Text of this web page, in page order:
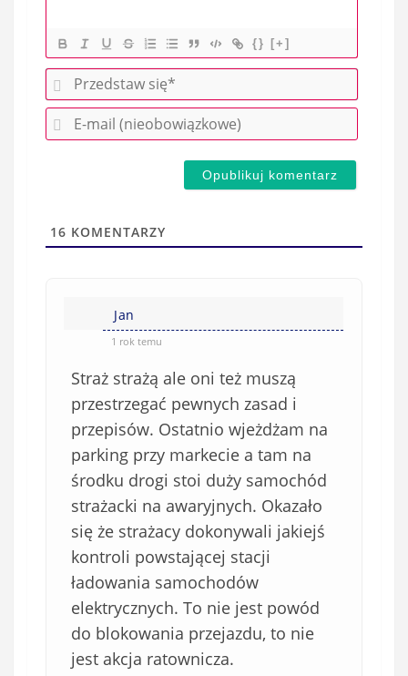
{} [+]
P
r
e
w
E
-
(
16 KOMENTARZY
Jan
1 rok temu
Straż strażą ale oni też muszą
przestrzegać pewnych zasad i
przepisów. Ostatnio wjeżdżam na
parking przy markecie a tam na
środku drogi stoi duży samochód
strażacki na awaryjnych. Okazało
się że strażacy dokonywali jakiejś
kontroli powstającej stacji
ładowania samochodów
elektrycznych. To nie jest powód
do blokowania przejazdu, to nie
jest akcja ratownicza.